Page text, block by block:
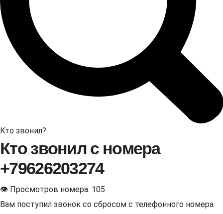
Кто звонил?
Кто звонил с номера
+79626203274
👁 Просмотров номера: 105
Вам поступил звонок со сбросом с телефонного номера